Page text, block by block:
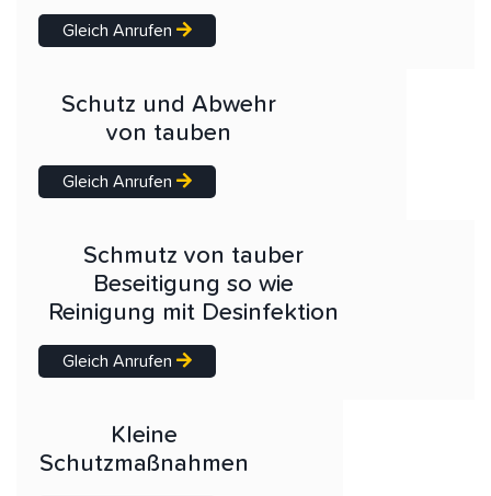
Gleich Anrufen
Schutz und Abwehr
von tauben
Gleich Anrufen
Schmutz von tauber
Beseitigung so wie
Reinigung mit Desinfektion
Gleich Anrufen
Kleine
Schutzmaßnahmen